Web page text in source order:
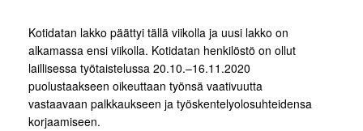
Kotidatan lakko päättyi tällä viikolla ja uusi lakko on
alkamassa ensi viikolla. Kotidatan henkilöstö on ollut
laillisessa työtaistelussa 20.10.–16.11.2020
puolustaakseen oikeuttaan työnsä vaativuutta
vastaavaan palkkaukseen ja työskentelyolosuhteidensa
korjaamiseen.